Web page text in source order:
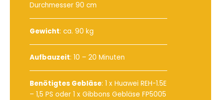
Durchmesser 90 cm
Gewicht: ca. 90 kg
Aufbauzeit: 10 – 20 Minuten
Benötigtes Gebläse: 1 x Huawei REH-1.5E
– 1,5 PS oder 1 x Gibbons Gebläse FP5005